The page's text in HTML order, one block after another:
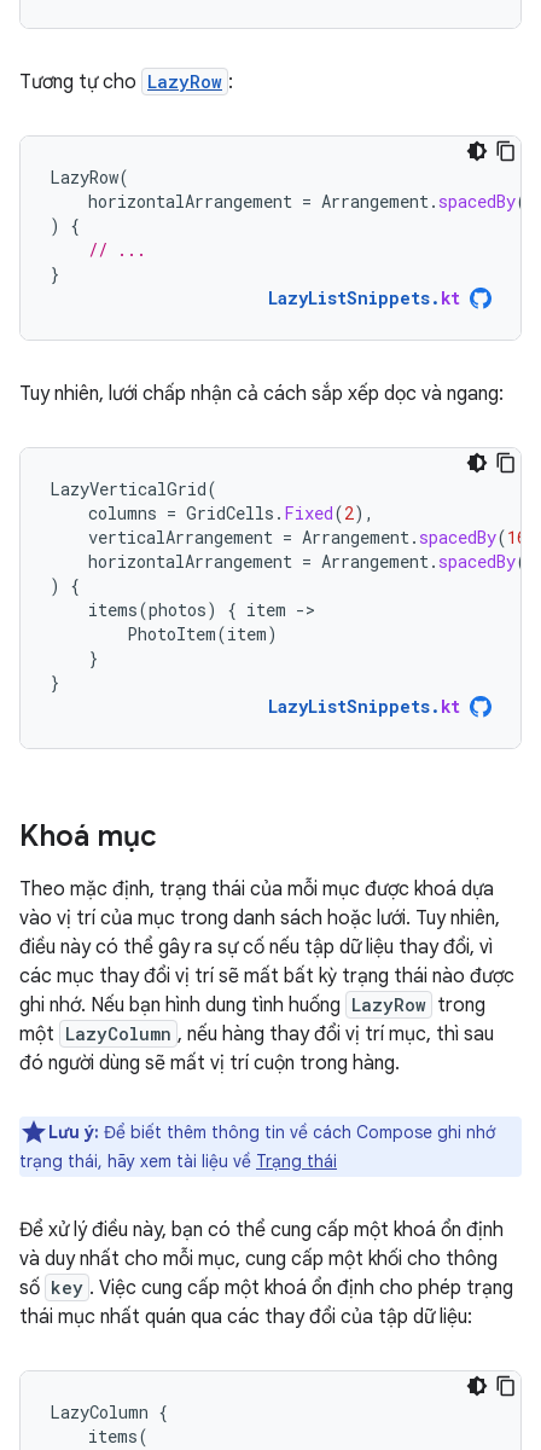
Tương tự cho LazyRow :
LazyRow(
horizontalArrangement = Arrangement. spacedBy(
)
{
// ...
}
LazyListSnippets. kt
Tuy nhiên, lưới chấp nhận cả cách sắp xếp dọc và ngang:
LazyVerticalGrid(
columns = GridCells . Fixed(2),
verticalArrangement = Arrangement. spacedBy(16.
horizontalArrangement = Arrangement. spacedBy(
)
{
items(photos) { item -
PhotoItem(item)
}
}
LazyListSnippets. kt
Khoá mục
Theo mặc định, trạng thái của mỗi mục được khoá dựa
vào vị trí của mục trong danh sách hoặc lưới. Tuy nhiên,
điều này có thể gây ra sự cố nếu tập dữ liệu thay đổi, vì
các mục thay đổi vị trí sẽ mất bất kỳ trạng thái nào được
ghi nhớ. Nếu bạn hình dung tình huống LazyRow trong
một LazyColumn , nếu hàng thay đổi vị trí mục, thì sau
đó người dùng sẽ mất vị trí cuộn trong hàng.
Lưu ý: Để biết thêm thông tin về cách Compose ghi nhớ
trạng thái, hãy xem tài liệu về Trạng thái
Để xử lý điều này, bạn có thể cung cấp một khoá ổn định
và duy nhất cho mỗi mục, cung cấp một khối cho thông
số key . Việc cung cấp một khoá ổn định cho phép trạng
thái mục nhất quán qua các thay đổi của tập dữ liệu:
LazyColumn {
items(